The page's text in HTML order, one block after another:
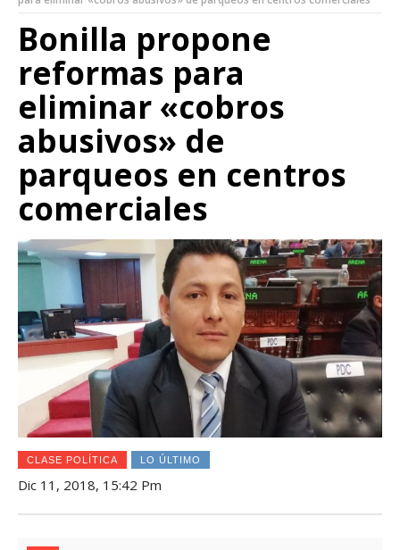
Bonilla propone
reformas para
eliminar «cobros
abusivos» de
parqueos en centros
comerciales
CLASE POLÍTICA LO ÚLTIMO
Dic 11, 2018, 15:42 Pm